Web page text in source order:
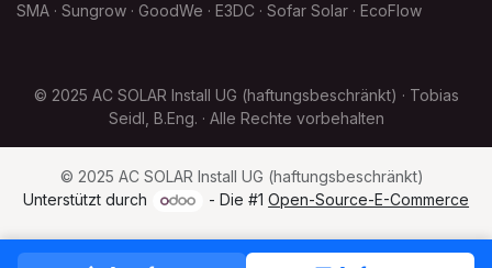
SMA · Sungrow · GoodWe · E3DC · Sofar Solar · EcoFlow
© 2025 AC SOLAR Install UG (haftungsbeschränkt) · Tobias
Seidl, B.Eng. · Alle Rechte vorbehalten
© 2025 AC SOLAR Install UG (haftungsbeschränkt)
Unterstützt durch
- Die #1Open-Source-E-Commerce